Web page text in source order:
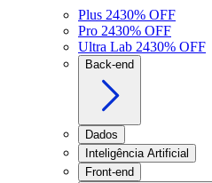
Plus 2430% OFF
Pro 2430% OFF
Ultra Lab 2430% OFF
Back-end
Dados
Inteligência Artificial
Front-end